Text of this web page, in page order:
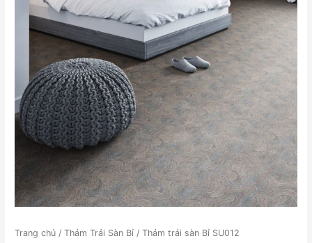
Trang chủ /Thảm Trải Sàn Bỉ / Thảm trải sàn Bỉ SU012